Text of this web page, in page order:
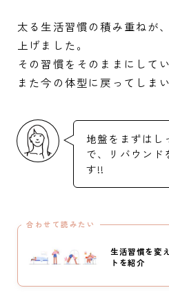
太る生活習慣の積み重ねが
上げました。
その習慣をそのままにして
また今の体型に戻ってしまい
地盤をまずはし
で、リバウンド
す!!
合わせて読みたい
生活習慣を変
トを紹介